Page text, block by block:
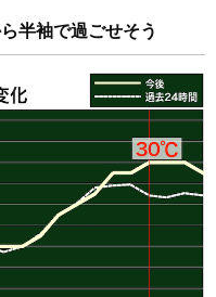
半袖で過ごせそう